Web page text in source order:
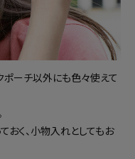
ポーチ以外にも色々使えて
おく、小物入れとしてもお